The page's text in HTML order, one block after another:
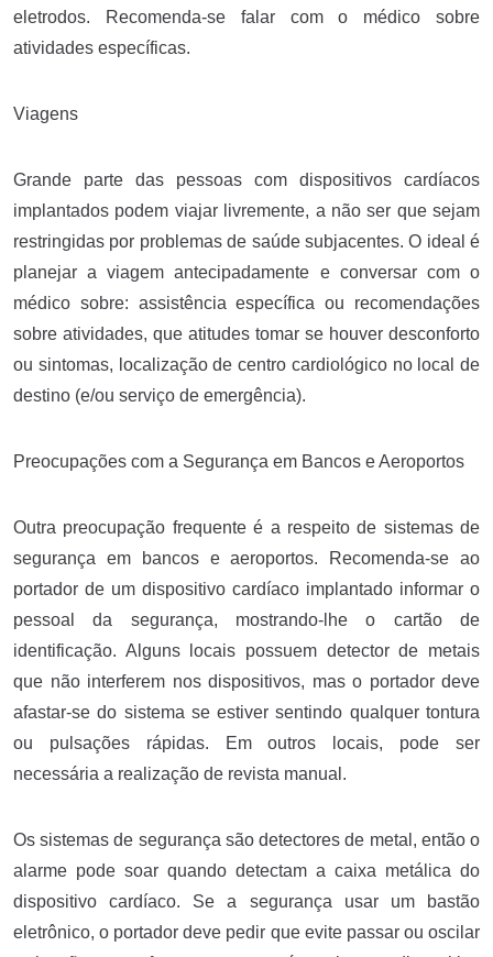
eletrodos. Recomenda-se falar com o médico sobre
atividades específicas.
Viagens
Grande parte das pessoas com dispositivos cardíacos
implantados podem viajar livremente, a não ser que sejam
restringidas por problemas de saúde subjacentes. O ideal é
planejar a viagem antecipadamente e conversar com o
médico sobre: assistência específica ou recomendações
sobre atividades, que atitudes tomar se houver desconforto
ou sintomas, localização de centro cardiológico no local de
destino (e/ou serviço de emergência).
Preocupações com a Segurança em Bancos e Aeroportos
Outra preocupação frequente é a respeito de sistemas de
segurança em bancos e aeroportos. Recomenda-se ao
portador de um dispositivo cardíaco implantado informar o
pessoal da segurança, mostrando-lhe o cartão de
identificação. Alguns locais possuem detector de metais
que não interferem nos dispositivos, mas o portador deve
afastar-se do sistema se estiver sentindo qualquer tontura
ou pulsações rápidas. Em outros locais, pode ser
necessária a realização de revista manual.
Os sistemas de segurança são detectores de metal, então o
alarme pode soar quando detectam a caixa metálica do
dispositivo cardíaco. Se a segurança usar um bastão
eletrônico, o portador deve pedir que evite passar ou oscilar